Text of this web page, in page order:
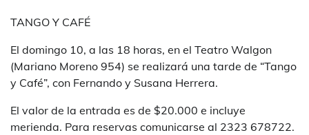
TANGO Y CAFÉ
El domingo 10, a las 18 horas, en el Teatro Walgon
(Mariano Moreno 954) se realizará una tarde de “Tango
y Café”, con Fernando y Susana Herrera.
El valor de la entrada es de $20.000 e incluye
merienda. Para reservas comunicarse al 2323 678722.